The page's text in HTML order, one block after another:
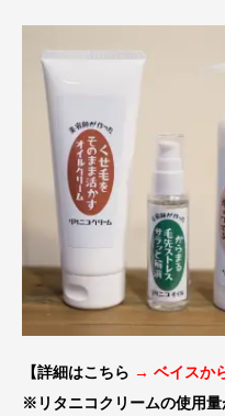
【詳細はこちら → ベイスか
※リタニコクリームの使用